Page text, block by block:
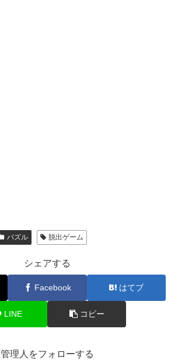
パズル 脱出ゲーム
シェアする
Facebook はてブ
LINE コピー
管理人をフォローする